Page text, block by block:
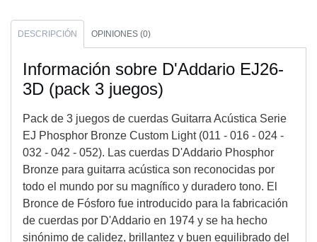
DESCRIPCIÓN OPINIONES (0)
Información sobre D'Addario EJ26-
3D (pack 3 juegos)
Pack de 3 juegos de cuerdas Guitarra Acústica Serie
EJ Phosphor Bronze Custom Light (011 - 016 - 024 -
032 - 042 - 052). Las cuerdas D'Addario Phosphor
Bronze para guitarra acústica son reconocidas por
todo el mundo por su magnífico y duradero tono. El
Bronce de Fósforo fue introducido para la fabricación
de cuerdas por D'Addario en 1974 y se ha hecho
sinónimo de calidez, brillantez y buen equilibrado del